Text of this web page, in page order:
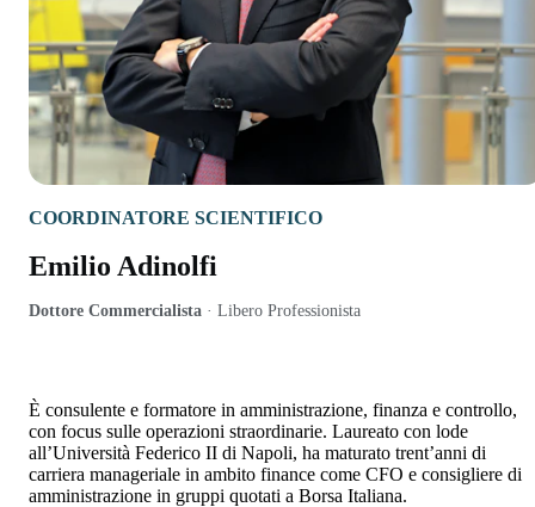
COORDINATORE SCIENTIFICO
Emilio Adinolfi
Dottore Commercialista · Libero Professionista
È consulente e formatore in amministrazione, finanza e controllo,
con focus sulle operazioni straordinarie. Laureato con lode
all’Università Federico II di Napoli, ha maturato trent’anni di
carriera manageriale in ambito finance come CFO e consigliere di
amministrazione in gruppi quotati a Borsa Italiana.